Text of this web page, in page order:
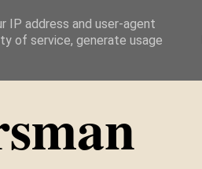
IP address and user-agent
of service, generate usage